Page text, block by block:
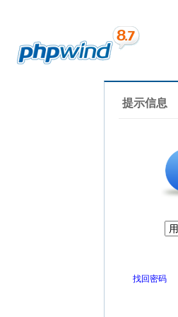
提示信息
找回密码